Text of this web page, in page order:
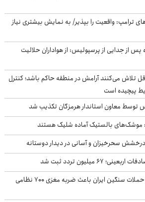
ترامپ: واقعیت را بپذیر/ به نمایش بیشتری نیاز
از جدایی از پرسپولیس: از هواداران حلالیت
تلاش می‌کنند آرامش در منطقه حاکم باشد؛ کنترل
پیچیده است
توسط معاون استاندار هرمزگان تکذیب شد
موشک‌های بالستیک آماده شلیک هستند
درخشش سحرخیزان و آسانی در دیدار دوستانه
آسوشیتدپرس افشا کرد: حملات سنگین ایران باعث ضربه مغزی ۷۰۰ نظامی